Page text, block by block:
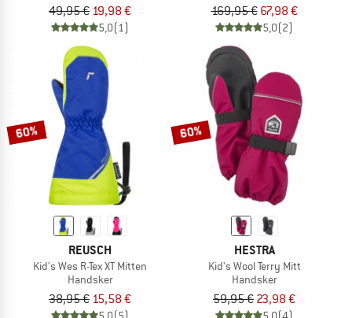
49,95 € 19,98 €
5,0(1)
169,95 € 67,98 €
5,0(2)
60%
REUSCH
Kid's Wes R-Tex XT Mitten
Handsker
38,95 € 15,58 €
60%
HESTRA
Kid's Wool Terry Mitt
Handsker
59,95 € 23,98 €